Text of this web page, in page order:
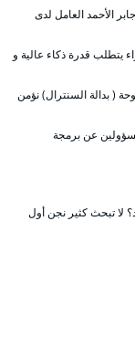
الأحمد العامل لدى
يتطلب قدرة ذكاء عالية و
( بدالة السنترال) نؤمن
عن برمجة
لا تبحث كثير نجن أول